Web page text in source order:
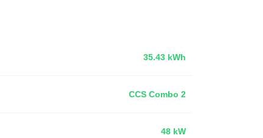
35.43 kWh
CCS Combo 2
48 kW